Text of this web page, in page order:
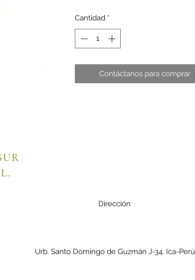
Cantidad *
Contáctanos para comprar
Dirección
Urb. Santo Domingo de Guzmán J-34. Ica-Perú